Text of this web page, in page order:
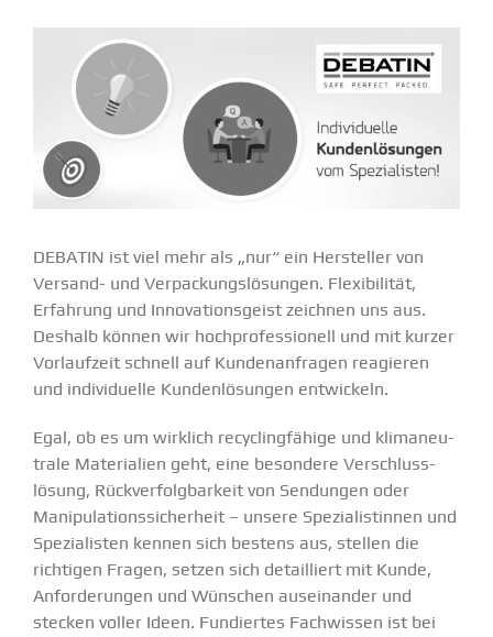
DEBATIN ist viel mehr als „nur“ ein Hersteller von
Versand- und Verpa­ckungs­lö­sungen. Flexi­bi­lität,
Erfahrung und Innova­ti­ons­geist zeichnen uns aus.
Deshalb können wir hochpro­fes­sionell und mit kurzer
Vorlaufzeit schnell auf Kunden­an­fragen reagieren
und indivi­duelle Kunden­lö­sungen entwi­ckeln.
Egal, ob es um wirklich recycling­fähige und klima­neu­
trale Materialien geht, eine besondere Verschluss­
lösung, Rückver­folg­barkeit von Sendungen oder
Manipu­la­ti­ons­si­cherheit – unsere Spezia­lis­tinnen und
Spezia­listen kennen sich bestens aus, stellen die
richtigen Fragen, setzen sich detail­liert mit Kunde,
Anfor­de­rungen und Wünschen ausein­ander und
stecken voller Ideen. Fundiertes Fachwissen ist bei